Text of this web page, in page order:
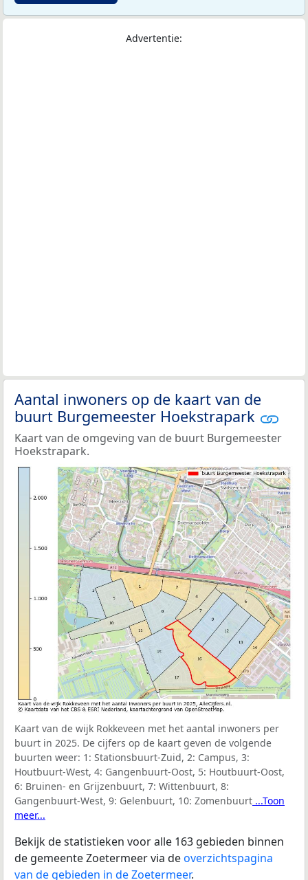
Advertentie:
Aantal inwoners op de kaart van de
buurt Burgemeester Hoekstrapark
Kaart van de omgeving van de buurt Burgemeester
Hoekstrapark.
Kaart van de wijk Rokkeveen met het aantal inwoners per
buurt in 2025. De cijfers op de kaart geven de volgende
buurten weer: 1: Stationsbuurt-Zuid, 2: Campus, 3:
Houtbuurt-West, 4: Gangenbuurt-Oost, 5: Houtbuurt-Oost,
6: Bruinen- en Grijzenbuurt, 7: Wittenbuurt, 8:
Gangenbuurt-West, 9: Gelenbuurt, 10: Zomenbuurt ...Toon
meer...
Bekijk de statistieken voor alle 163 gebieden binnen
de gemeente Zoetermeer via deoverzichtspagina
van de gebieden in de Zoetermeer.